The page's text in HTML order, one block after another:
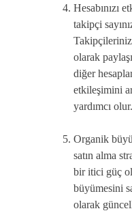
Hesabınızı
takipçi
olarak
diğer
etkileşimini
yardımcı olur.
Organik
satın alma
bir itici güç
büyümesini
olarak